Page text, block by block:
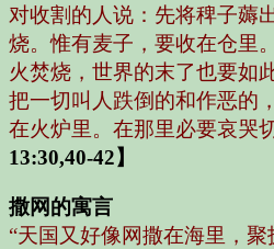
对收割的人说：先将稗子薅
烧。惟有麦子，要收在仓
火焚烧，世界的末了也要如
把一切叫人跌倒的和作恶的
在火炉里。在那里必要哀哭
13:30,40-42】
撒网的寓言
“天国又好像网撒在海里，